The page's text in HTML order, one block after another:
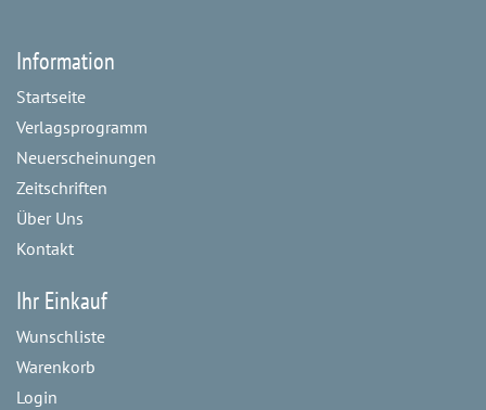
Information
Startseite
Verlagsprogramm
Neuerscheinungen
Zeitschriften
Über Uns
Kontakt
Ihr Einkauf
Wunschliste
Warenkorb
Login